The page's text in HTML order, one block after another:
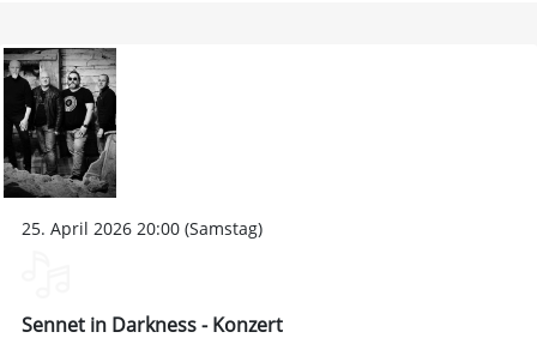
25. April 2026 20:00 (Samstag)
Sennet in Darkness - Konzert